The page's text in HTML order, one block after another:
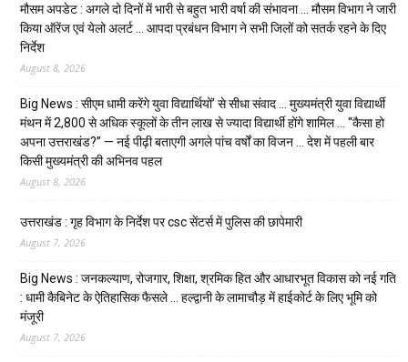
मौसम अपडेट : अगले दो दिनों में भारी से बहुत भारी वर्षा की संभावना … मौसम विभाग ने जारी
किया ऑरेंज एवं येलो अलर्ट … आपदा प्रबंधन विभाग ने सभी जिलों को सतर्क रहने के दिए
निर्देश
August 8, 2026
Big News : सीएम धामी करेंगे युवा विद्यार्थियों’ से सीधा संवाद … मुख्यमंत्री युवा विद्यार्थी
मंथन में 2,800 से अधिक स्कूलों के तीन लाख से ज्यादा विद्यार्थी होंगे शामिल … “कैसा हो
अपना उत्तराखंड?” — नई पीढ़ी बताएगी अगले पांच वर्षों का विजन … देश में पहली बार
किसी मुख्यमंत्री की अभिनव पहल
August 8, 2026
उत्तराखंड : गृह विभाग के निर्देश पर csc सेंटर्स में पुलिस की छापेमारी
August 7, 2026
Big News : जनकल्याण, रोजगार, शिक्षा, श्रमिक हित और आधारभूत विकास को नई गति
: धामी कैबिनेट के ऐतिहासिक फैसले … हल्द्वानी के लामाचौड़ में हाईकोर्ट के लिए भूमि को
मंजूरी
August 7, 2026